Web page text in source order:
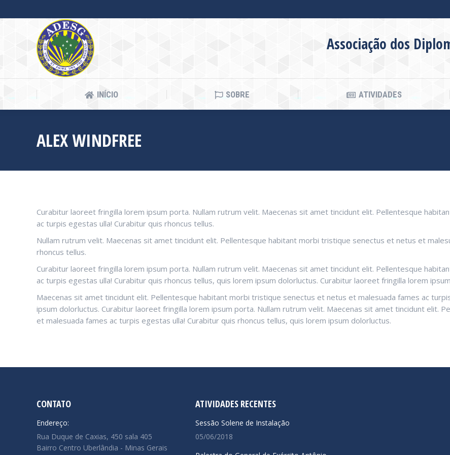
Associação dos
INÍCIO SOBRE ATIVIDADES
ALEX WINDFREE
Curabitur laoreet fringilla lorem ipsum porta. Nullam rutrum velit. Maecenas sit amet tincidunt elit. Pellentesque
ac turpis egestas ulla! Curabitur quis rhoncus tellus.
Nullam rutrum velit. Maecenas sit amet tincidunt elit. Pellentesque habitant morbi tristique senectus et netus et
rhoncus tellus.
Curabitur laoreet fringilla lorem ipsum porta. Nullam rutrum velit. Maecenas sit amet tincidunt elit. Pellentesque
ac turpis egestas ulla! Curabitur quis rhoncus tellus, quis lorem ipsum dolorluctus. Curabitur laoreet fringilla lorem
Maecenas sit amet tincidunt elit. Pellentesque habitant morbi tristique senectus et netus et malesuada fames ac
ipsum dolorluctus. Curabitur laoreet fringilla lorem ipsum porta. Nullam rutrum velit. Maecenas sit amet tincidunt elit.
et malesuada fames ac turpis egestas ulla! Curabitur quis rhoncus tellus, quis lorem ipsum dolorluctus.
CONTATO
Endereço:
Rua Duque de Caxias, 450 sala 405
Bairro Centro Uberlândia - Minas Gerais
ATIVIDADES RECENTES
Sessão Solene de Instalação
05/06/2018
INÍCIO SOBRE ATIVIDADES